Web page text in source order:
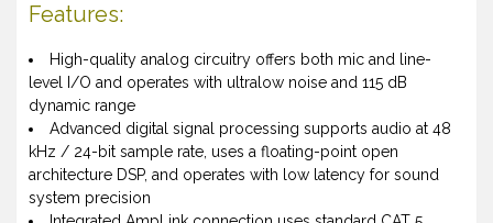
Features:
High-quality analog circuitry offers both mic and line-
level I/O and operates with ultralow noise and 115 dB
dynamic range
Advanced digital signal processing supports audio at 48
kHz / 24-bit sample rate, uses a floating-point open
architecture DSP, and operates with low latency for sound
system precision